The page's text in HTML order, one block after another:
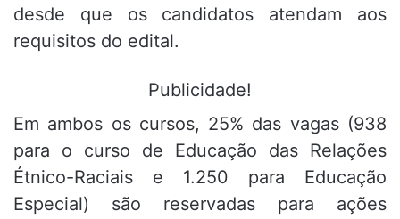
desde que os candidatos atendam aos
requisitos do edital.
Publicidade!
Em ambos os cursos, 25% das vagas (938
para o curso de Educação das Relações
Étnico-Raciais e 1.250 para Educação
Especial) são reservadas para ações